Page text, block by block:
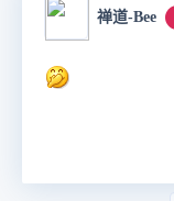
禅道-Bee